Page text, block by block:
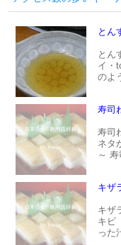
とん
とん
イ・
のよ
寿司
寿司
ネタ
～
キザ
キザ
キビ
った